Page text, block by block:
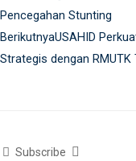
Pencegahan Stunting
BerikutnyaUSAHID
Strategis dengan RMUTK
Subscribe